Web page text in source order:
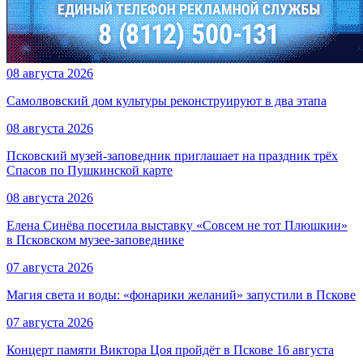
08 августа 2026
Самолвовский дом культуры реконструируют в два этапа
08 августа 2026
Псковский музей-заповедник приглашает на праздник трёх
Спасов по Пушкинской карте
08 августа 2026
Елена Синёва посетила выставку «Совсем не тот Плюшкин»
в Псковском музее-заповеднике
07 августа 2026
Магия света и воды: «фонарики желаний» запустили в Пскове
07 августа 2026
Концерт памяти Виктора Цоя пройдёт в Пскове 16 августа